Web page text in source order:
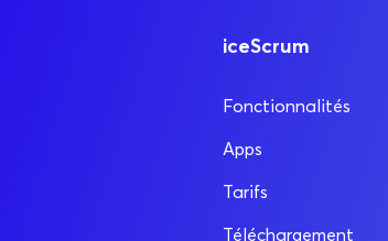
iceScrum
Fonctionnalités
Apps
Tarifs
Téléchargement